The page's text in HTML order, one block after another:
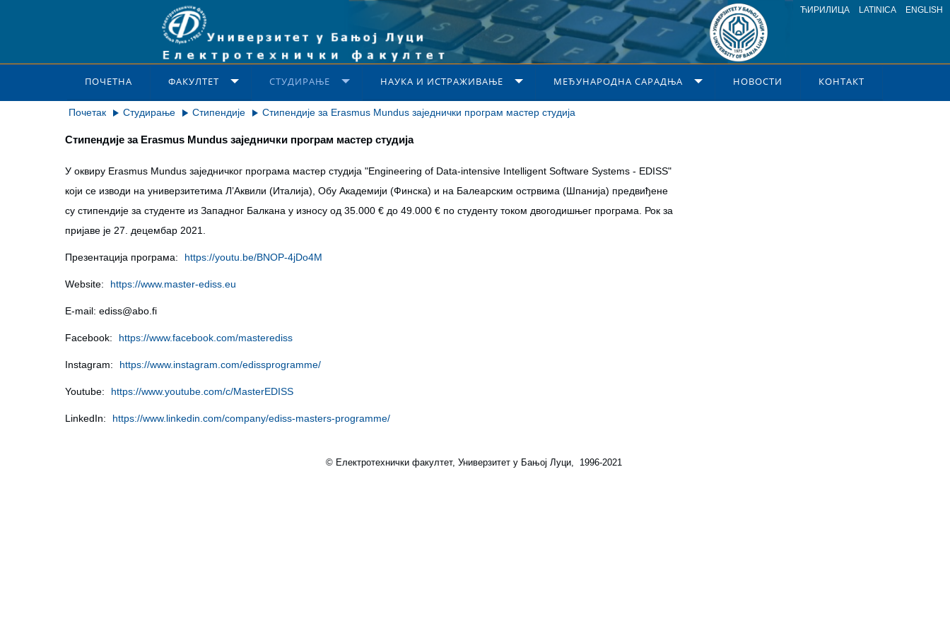
ЋИРИЛИЦА LATINICA ENGLISH
ПОЧЕТНА ФАКУЛТЕТ СТУДИРАЊЕ НАУКА И ИСТРАЖИВАЊЕ МЕЂУНАРОДНА САРАДЊА НОВОСТИ КОНТАКТ
Почетак Студирање Стипендије Стипендије за Erasmus Mundus заједнички програм мастер студија
Стипендије за Erasmus Mundus заједнички програм мастер студија
У оквиру Erasmus Mundus заједничког програма мастер студија "Engineering of Data-intensive Intelligent Software Systems - EDISS"
који се изводи на универзитетима Л’Аквили (Италија), Обу Академији (Финска) и на Балеарским острвима (Шпанија) предвиђене
су стипендије за студенте из Западног Балкана у износу од 35.000 € до 49.000 € по студенту током двогодишњег програма. Рок за
пријаве је 27. децембар 2021.
Презентација програма: https://youtu.be/BNOP-4jDo4M
Website: https://www.master-ediss.eu
E-mail: ediss@abo.fi
Facebook: https://www.facebook.com/masterediss
Instagram: https://www.instagram.com/edissprogramme/
Youtube: https://www.youtube.com/c/MasterEDISS
LinkedIn: https://www.linkedin.com/company/ediss-masters-programme/
© Електротехнички факултет, Универзитет у Бањој Луци, 1996-2021